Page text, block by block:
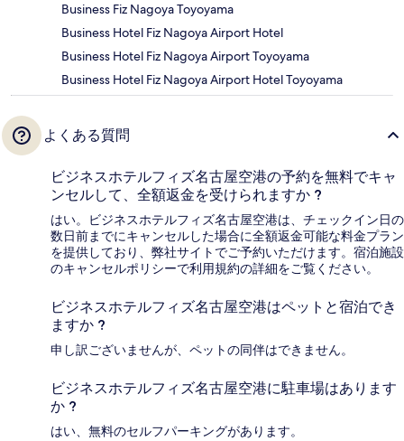
Business Fiz Nagoya Toyoyama
Business Hotel Fiz Nagoya Airport Hotel
Business Hotel Fiz Nagoya Airport Toyoyama
Business Hotel Fiz Nagoya Airport Hotel Toyoyama
よくある質問
ビジネスホテルフィズ名古屋空港の予約を無料でキャ
ンセルして、全額返金を受けられますか ?
はい。ビジネスホテルフィズ名古屋空港は、チェックイン日の
数日前までにキャンセルした場合に全額返金可能な料金プラン
を提供しており、弊社サイトでご予約いただけます。宿泊施設
のキャンセルポリシーで利用規約の詳細をご覧ください。
ビジネスホテルフィズ名古屋空港はペットと宿泊でき
ますか ?
申し訳ございませんが、ペットの同伴はできません。
ビジネスホテルフィズ名古屋空港に駐車場はあります
か ?
はい、無料のセルフパーキングがあります。